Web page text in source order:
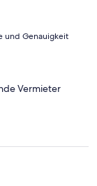
und Genauigkeit
Vermieter